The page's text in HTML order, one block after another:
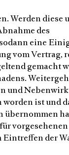
Werden diese
des
eine
vom Vertrag,
gemacht
und
ist und
übernommen
Eintreffen der